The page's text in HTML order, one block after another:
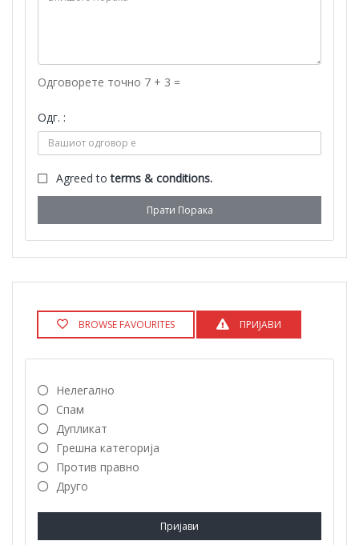
Одговорете точно 7 + 3 =
Одг. :
Agreed toterms & conditions.
Прати Порака
BROWSE FAVOURITES ПРИЈАВИ
Нелегално
Спам
Дупликат
Грешна категорија
Против правно
Друго
Пријави